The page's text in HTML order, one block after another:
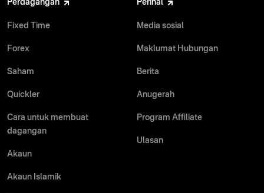
Perdagangan
Fixed Time
Forex
Saham
Quickler
Cara untuk membuat
dagangan
Akaun
Akaun Islamik
Perihal
Media sosial
Maklumat Hubungan
Berita
Anugerah
Program Affiliate
Ulasan